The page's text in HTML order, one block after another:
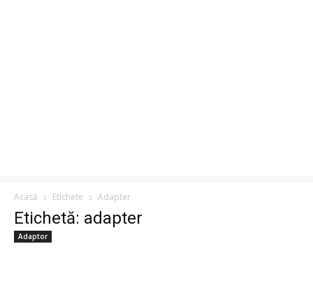
Acasă Etichete Adapter
Etichetă: adapter
Adaptor